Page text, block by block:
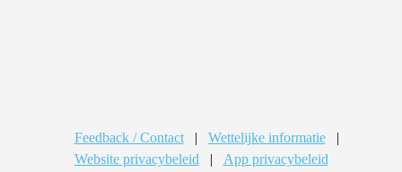
Feedback / Contact | Wettelijke informatie
|
Website privacybeleid
| App privacybeleid